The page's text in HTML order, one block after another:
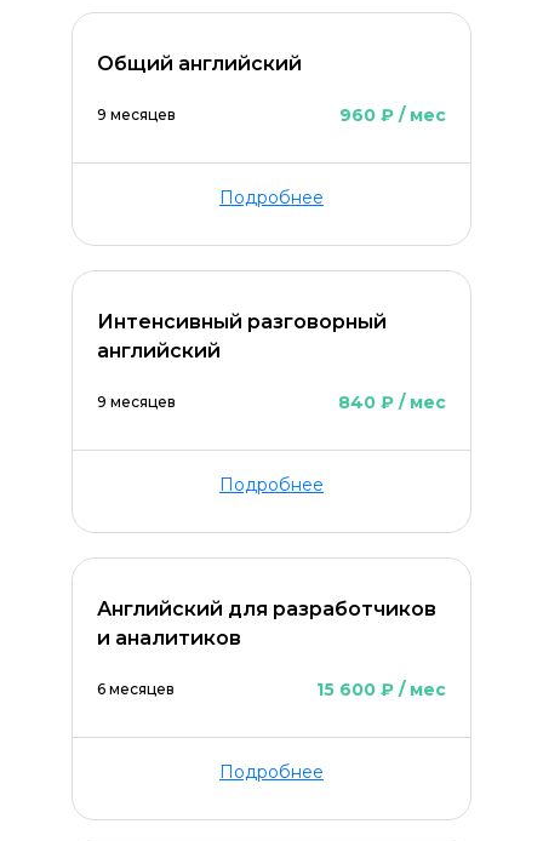
Общий английский
9 месяцев 960 ₽ / мес
Подробнее
Интенсивный разговорный
английский
9 месяцев 840 ₽ / мес
Подробнее
Английский для разработчиков
и аналитиков
6 месяцев 15 600 ₽ / мес
Подробнее